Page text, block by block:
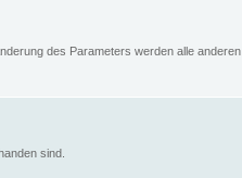
des Parameters werden alle anderen
sind.